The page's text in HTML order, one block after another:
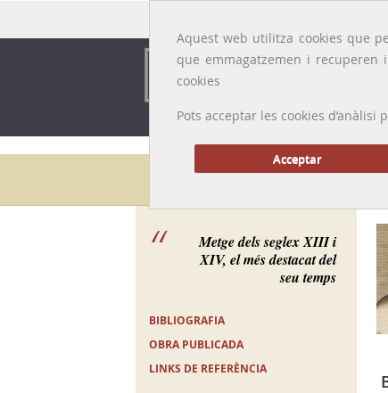
Aquest web utilitza cookies que
que emmagatzemen i recuperen
cookies
Pots acceptar les cookies d’anàlisi
Acceptar
Galeria de metges
Metge dels seglex XIII i
XIV, el més destacat del
seu temps
BIBLIOGRAFIA
OBRA PUBLICADA
LINKS DE REFERÈNCIA